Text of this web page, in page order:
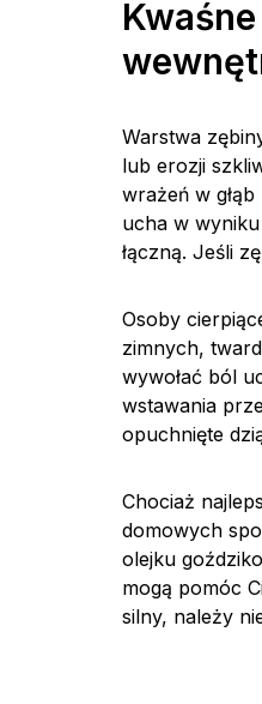
Warstwa
lub erozji
wrażeń w
ucha w
łączną. Jeśli
Osoby
zimnych,
wywołać ból
wstawania
opuchnięte
Chociaż
domowych
olejku
mogą pomóc
silny, należy